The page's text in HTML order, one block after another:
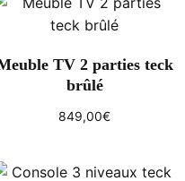
TV 2 parties teck
brûlé
849,00€